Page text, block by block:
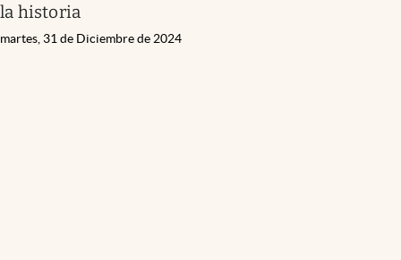
la historia
martes, 31 de Diciembre de 2024